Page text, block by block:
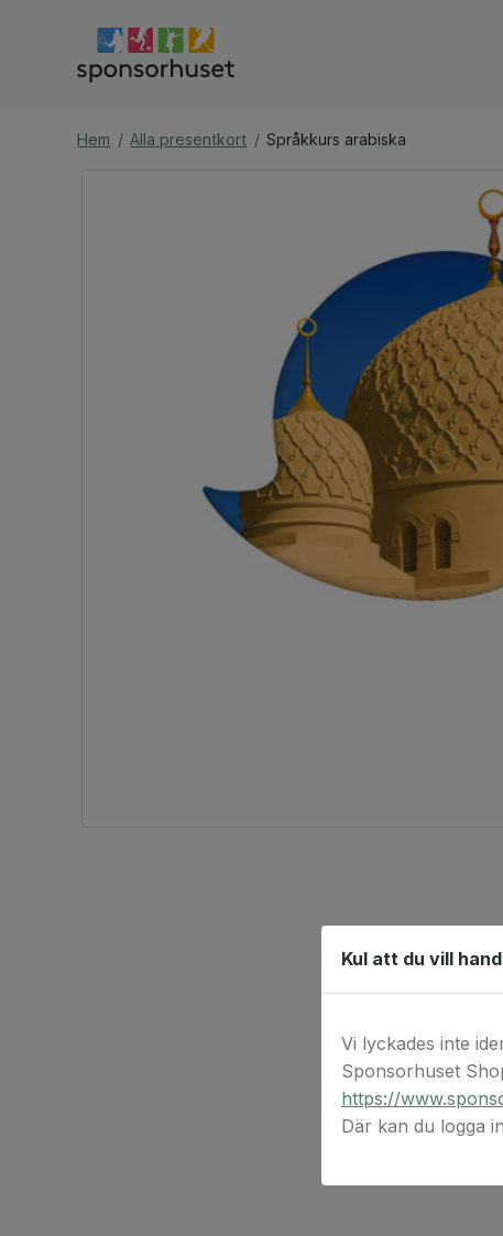
Hem / Alla presentkort / Språkkurs arabiska
Kul att du vill
Vi lyckades inte
Sponsorhuset
https://
Där kan du logga